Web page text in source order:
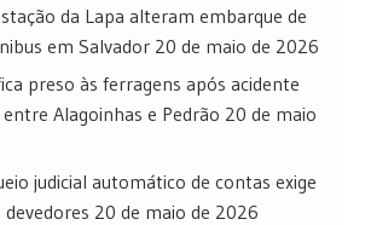
da Lapa alteram embarque de
em Salvador 20 de maio de 2026
preso às ferragens após acidente
Alagoinhas e Pedrão 20 de maio
judicial automático de contas exige
20 de maio de 2026